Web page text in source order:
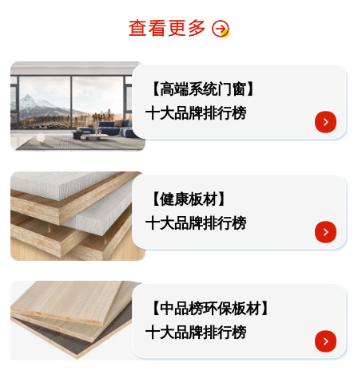
【高端系统门窗】
十大品牌排行榜
【健康板材】
十大品牌排行榜
【中品榜环保板材】
十大品牌排行榜